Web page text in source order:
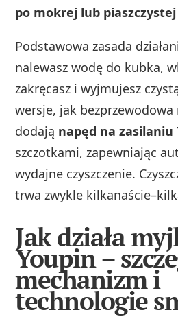
po mokrej lub
Podstawowa zasada
nalewasz wodę do kubka,
zakręcasz i wyjmujesz
wersje, jak
dodają napęd na zasilaniu
szczotkami, zapewniając
wydajne czyszczenie.
trwa zwykle
Jak działa
Youpin –
mechanizm i
technologie